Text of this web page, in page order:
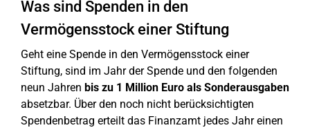
Was sind Spenden in den
Vermögensstock einer Stiftung
Geht eine Spende in den Vermögensstock einer
Stiftung, sind im Jahr der Spende und den folgenden
neun Jahren bis zu 1 Million Euro als Sonderausgaben
absetzbar. Über den noch nicht berücksichtigten
Spendenbetrag erteilt das Finanzamt jedes Jahr einen